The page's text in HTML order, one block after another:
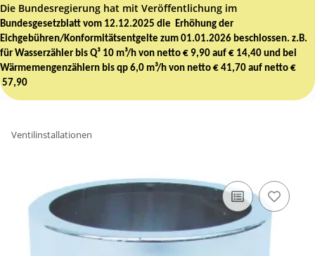
Die Bundesregierung hat mit Veröffentlichung im
Bundesgesetzblatt vom 12.12.2025 die Erhöhung der
Eichgebühren/Konformitätsentgelte zum 01.01.2026 beschlossen. z.B.
für Wasserzähler bis Q³ 10 m³/h von netto € 9,90 auf € 14,40 und bei
Wärmemengenzählern bis qp 6,0 m³/h von netto € 41,70 auf netto €
57,90
Ventilinstallationen